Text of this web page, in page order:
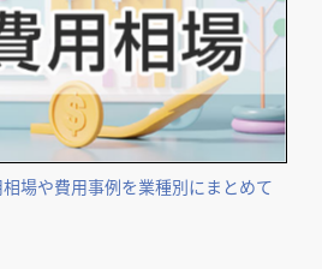
場や費用事例を業種別にまとめて